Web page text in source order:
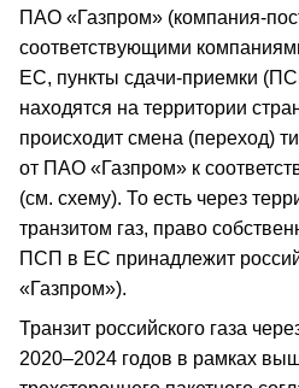
ПАО «Газпром» (компания-
соответствующими
ЕС, пункты сдачи-приемки
находятся на территории
происходит смена (переход)
от ПАО «Газпром» к
(см. схему). То есть через
транзитом газ, право
ПСП в ЕС принадлежит
«Газпром»).
Транзит российского газа
2020–2024 годов в рамках